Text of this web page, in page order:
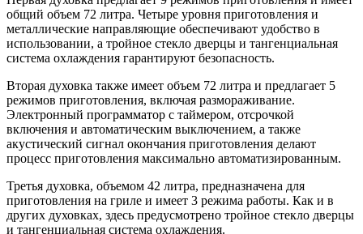
общий объем 72 литра. Четыре уровня приготовления и
металлические направляющие обеспечивают удобство в
использовании, а тройное стекло дверцы и тангенциальная
система охлаждения гарантируют безопасность.
Вторая духовка также имеет объем 72 литра и предлагает 5
режимов приготовления, включая размораживание.
Электронный программатор с таймером, отсрочкой
включения и автоматическим выключением, а также
акустический сигнал окончания приготовления делают
процесс приготовления максимально автоматизированным.
Третья духовка, объемом 42 литра, предназначена для
приготовления на гриле и имеет 3 режима работы. Как и в
других духовках, здесь предусмотрено тройное стекло дверцы
и тангенциальная система охлаждения.